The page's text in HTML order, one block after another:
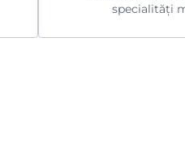
specialități